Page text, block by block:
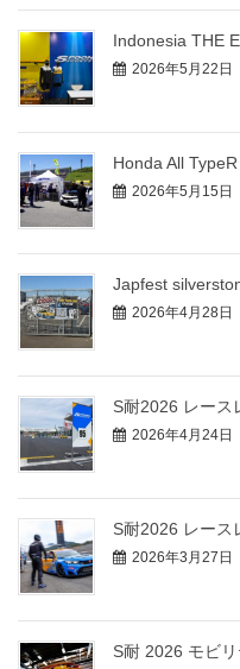
Indonesia THE
2026年5月22日
Honda All
2026年5月15日
Japfest
2026年4月28日
S耐2026 レース
2026年4月24日
S耐2026 レース
2026年3月27日
S耐 2026 モビ